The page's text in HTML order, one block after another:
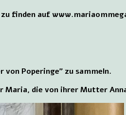
finden auf
von Poperinge” zu sammeln.
Maria, die von ihrer Mutter